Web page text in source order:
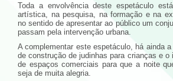
Toda a envolvência deste espetáculo
artística, na pesquisa, na formação e na
no sentido de apresentar ao público um
passam pela intervenção urbana.
A complementar este espetáculo, há ainda
de construção de judinhas para crianças e o
de espaços comerciais para que a noite
seja de muita alegria.